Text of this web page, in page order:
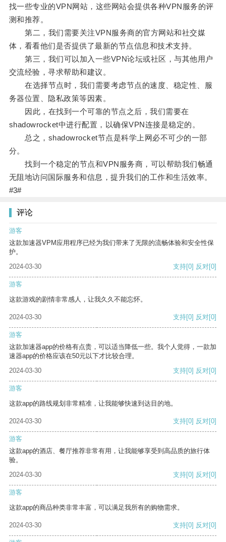
找一些专业的VPN网站，这些网站会提供各种VPN服务的评
测和推荐。
第二，我们需要关注VPN服务商的官方网站和社交媒
体，看看他们是否提供了最新的节点信息和技术支持。
第三，我们可以加入一些VPN论坛或社区，与其他用户
交流经验，寻求帮助和建议。
在选择节点时，我们需要考虑节点的速度、稳定性、服
务器位置、隐私政策等因素。
因此，在找到一个可靠的节点之后，我们需要在
shadowrocket中进行配置，以确保VPN连接是稳定的。
总之，shadowrocket节点是科学上网必不可少的一部
分。
找到一个稳定的节点和VPN服务商，可以帮助我们畅通
无阻地访问国际服务和信息，提升我们的工作和生活效率。
#3#
评论
游客
这款加速器VPM应用程序已经为我们带来了无限的流畅体验和安全性保
护。
2024-03-30
支持[0] 反对[0]
游客
这款游戏的剧情非常感人，让我久久不能忘怀。
2024-03-30 支持[0] 反对[0]
游客
这款加速器app的价格有点贵，可以适当降低一些。我个人觉得，一款加
速器app的价格应该在50元以下才比较合理。
2024-03-30
支持[0] 反对[0]
游客
这款app的路线规划非常精准，让我能够快速到达目的地。
2024-03-30 支持[0] 反对[0]
游客
这款app的酒店、餐厅推荐非常有用，让我能够享受到高品质的旅行体
验。
2024-03-30
支持[0] 反对[0]
游客
这款app的商品种类非常丰富，可以满足我所有的购物需求。
2024-03-30 支持[0] 反对[0]